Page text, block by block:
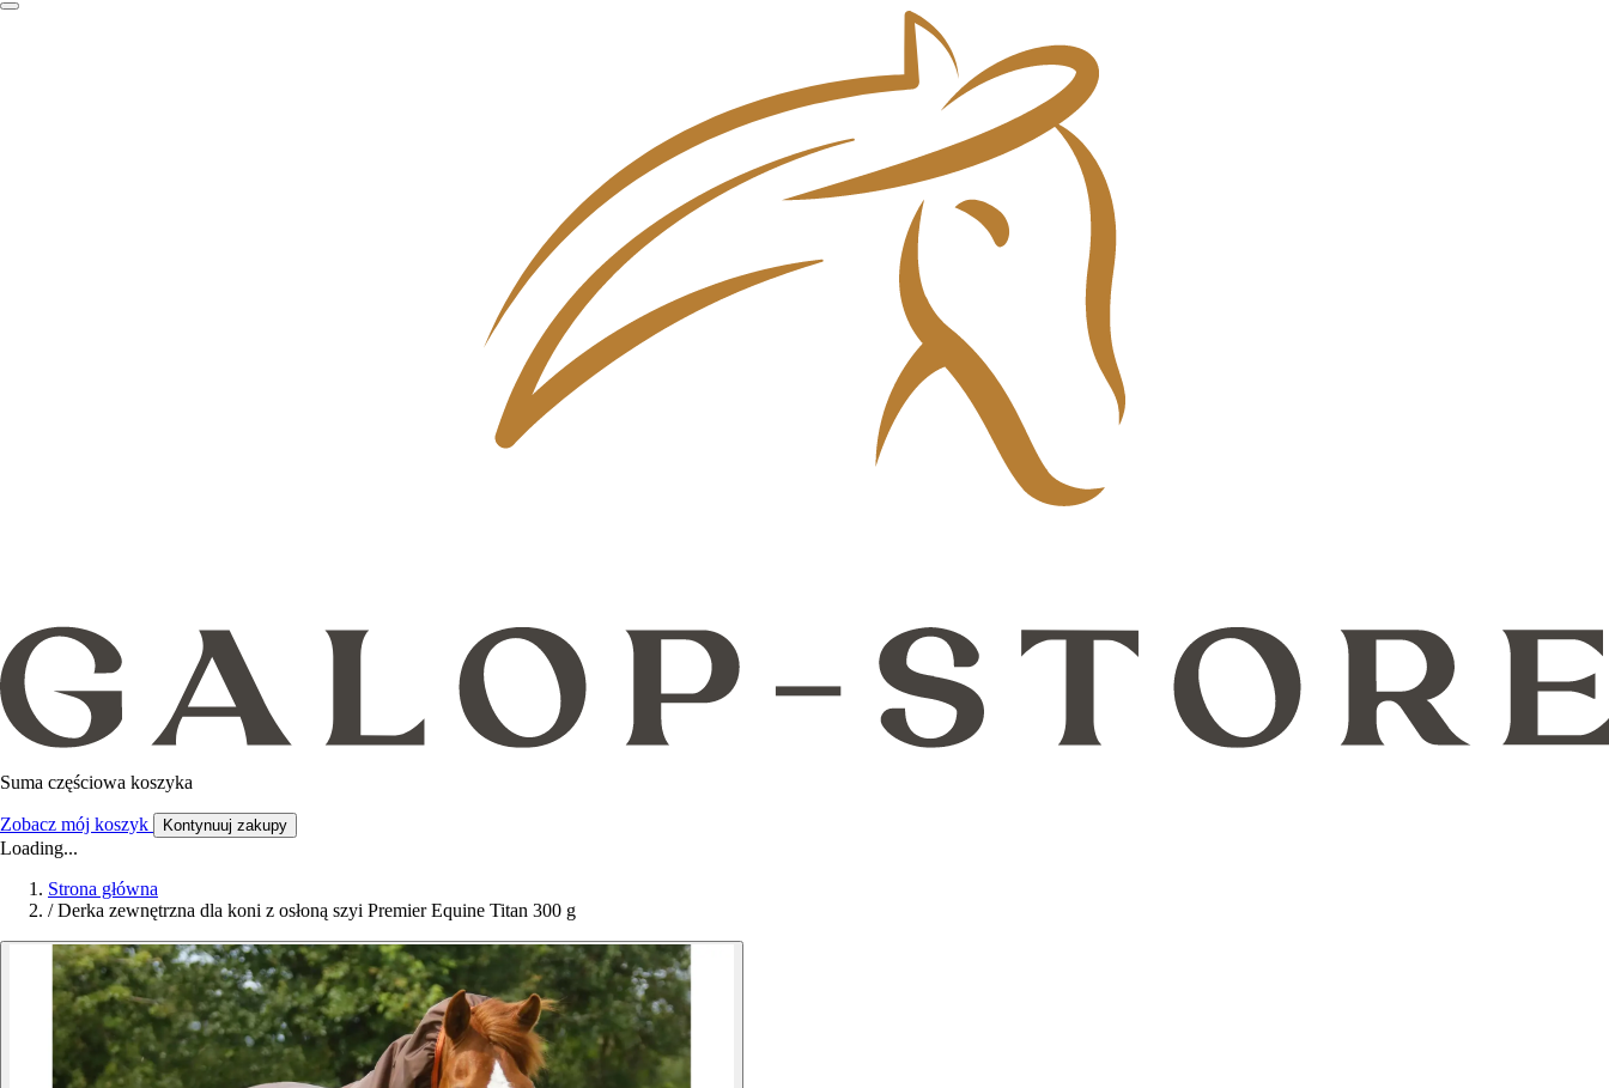
Suma częściowa koszyka
Zobacz mój koszyk Kontynuuj zakupy
Loading...
Strona główna
/ Derka zewnętrzna dla koni z osłoną szyi Premier Equine Titan 300 g